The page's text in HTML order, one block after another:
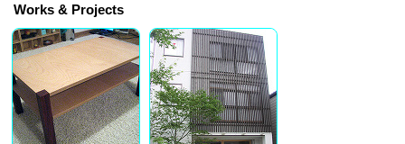
Works & Projects